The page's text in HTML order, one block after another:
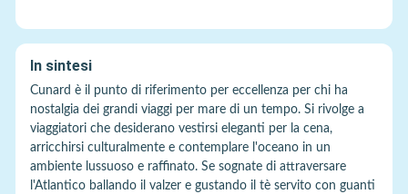
In sintesi
Cunard è il punto di riferimento per eccellenza per chi ha
nostalgia dei grandi viaggi per mare di un tempo. Si rivolge a
viaggiatori che desiderano vestirsi eleganti per la cena,
arricchirsi culturalmente e contemplare l'oceano in un
ambiente lussuoso e raffinato. Se sognate di attraversare
l'Atlantico ballando il valzer e gustando il tè servito con guanti